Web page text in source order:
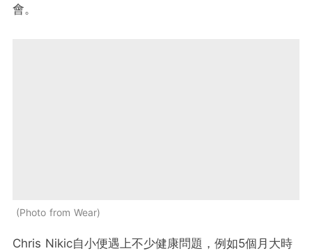
會。
Photo from Wear
Chris Nikic自小便遇上不少健康問題，例如5個月大時